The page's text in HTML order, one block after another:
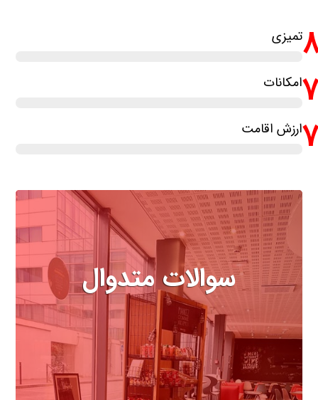
تمیزی
امکانات
ارزش اقامت
سوالات متدوال
مهمترین سوالاتی که درباره هتل
باید بدانید